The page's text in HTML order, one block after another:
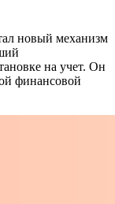
новый механизм
на учет. Он
финансовой